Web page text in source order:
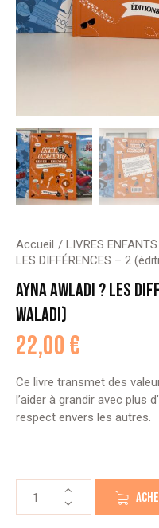
Accueil LIVRES ENFANTS
LES DIFFÉRENCES – 2
AYNA AWLADI ? LES
WALADI)
22,00€
Ce livre transmet des
l’aider à grandir avec plus
respect envers les autres.